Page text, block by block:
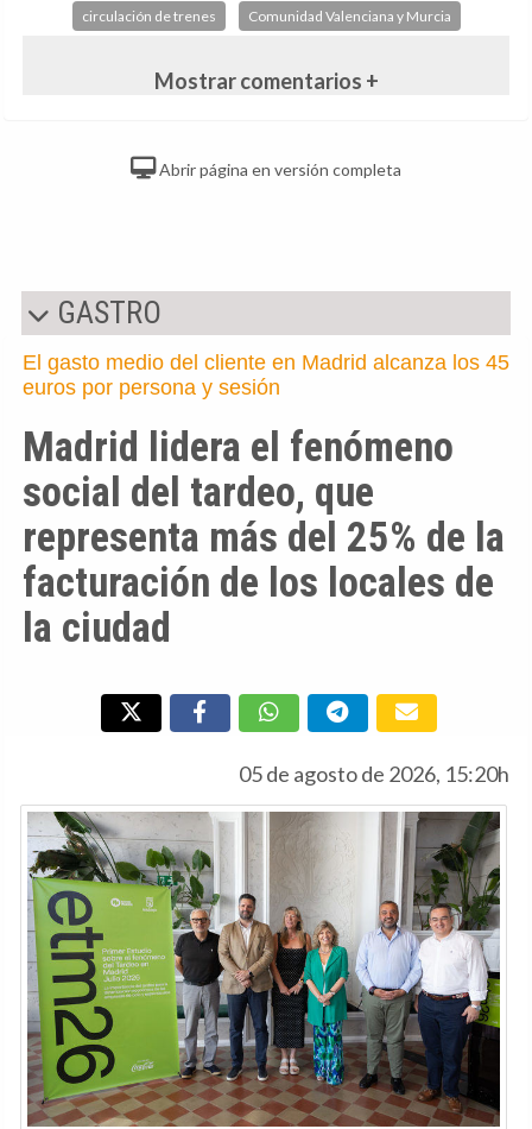
circulación de trenes Comunidad Valenciana y Murcia
Mostrar comentarios +
Abrir página en versión completa
GASTRO
El gasto medio del cliente en Madrid alcanza los 45
euros por persona y sesión
Madrid lidera el fenómeno
social del tardeo, que
representa más del 25% de la
facturación de los locales de
la ciudad
05 de agosto de 2026, 15:20h